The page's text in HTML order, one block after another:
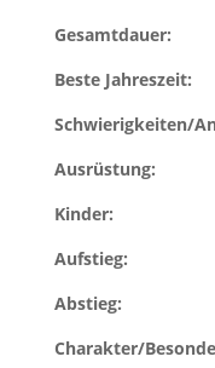
Gesamtdauer:
Beste Jahreszeit:
Schwierigkeiten/
Ausrüstung:
Kinder:
Aufstieg:
Abstieg:
Charakter/